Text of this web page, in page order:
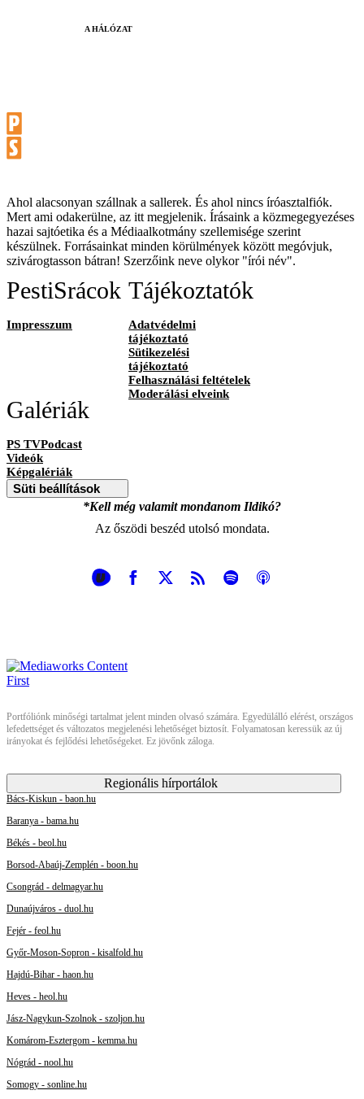
A HÁLÓZAT
Ahol alacsonyan szállnak a sallerek. És ahol nincs íróasztalfiók.
Mert ami odakerülne, az itt megjelenik. Írásaink a közmegegyezéses
hazai sajtóetika és a Médiaalkotmány szellemisége szerint
készülnek. Forrásainkat minden körülmények között megóvjuk,
szivárogtasson bátran! Szerzőink neve olykor "írói név".
PestiSrácok
Impresszum
Tájékoztatók
Adatvédelmi
tájékoztató
Sütikezelési
tájékoztató
Felhasználási feltételek
Moderálási elveink
Galériák
PS TVPodcast
Videók
Képgalériák
Süti beállítások
*Kell még valamit mondanom Ildikó?
Az őszödi beszéd utolsó mondata.
Portfóliónk minőségi tartalmat jelent minden olvasó számára. Egyedülálló elérést, országos
lefedettséget és változatos megjelenési lehetőséget biztosít. Folyamatosan keressük az új
irányokat és fejlődési lehetőségeket. Ez jövőnk záloga.
Regionális hírportálok
Bács-Kiskun - baon.hu
Baranya - bama.hu
Békés - beol.hu
Borsod-Abaúj-Zemplén - boon.hu
Csongrád - delmagyar.hu
Dunaújváros - duol.hu
Fejér - feol.hu
Győr-Moson-Sopron - kisalfold.hu
Hajdú-Bihar - haon.hu
Heves - heol.hu
Jász-Nagykun-Szolnok - szoljon.hu
Komárom-Esztergom - kemma.hu
Nógrád - nool.hu
Somogy - sonline.hu